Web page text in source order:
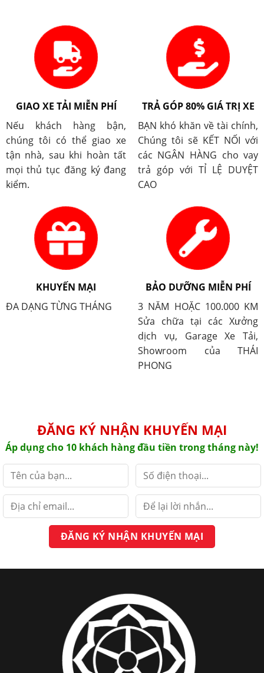
GIAO XE TẢI MIỄN PHÍ
Nếu khách hàng bận,
chúng tôi có thể giao xe
tận nhà, sau khi hoàn tất
mọi thủ tục đăng ký đang
kiểm.
TRẢ GÓP 80% GIÁ TRỊ XE
BẠN khó khăn về tài chính,
Chúng tôi sẽ KẾT NỐI với
các NGÂN HÀNG cho vay
trả góp với TỈ LỆ DUYỆT
CAO
KHUYẾN MẠI
ĐA DẠNG TỪNG THÁNG
BẢO DƯỠNG MIỄN PHÍ
3 NĂM HOẶC 100.000 KM
Sửa chữa tại các Xưởng
dịch vụ, Garage Xe Tải,
Showroom của THÁI
PHONG
ĐĂNG KÝ NHẬN KHUYẾN MẠI
Áp dụng cho 10 khách hàng đầu tiền trong tháng này!